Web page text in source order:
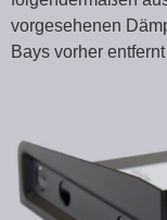
vorgesehenen
Bays vorher